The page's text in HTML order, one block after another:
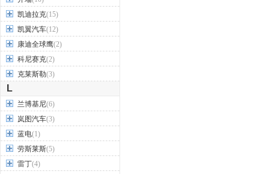
凯迪拉克(15)
凯翼汽车(12)
康迪全球鹰(2)
科尼赛克(2)
克莱斯勒(3)
L
兰博基尼(6)
岚图汽车(3)
蓝电(1)
劳斯莱斯(5)
雷丁(4)